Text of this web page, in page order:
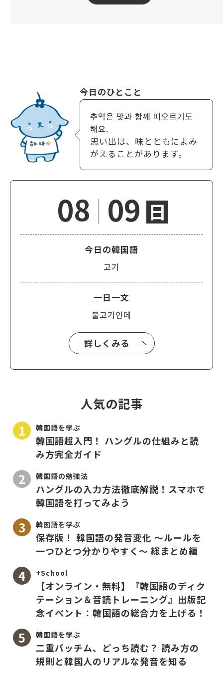
今日のひとこと
추억은 맛과 함께 떠오르기도
해요.
思い出は、味とともによみ
がえることがあります。
08 09 日
今日の韓国語
고기
一日一文
불고기인데
詳しくみる
人気の記事
韓国語を学ぶ
韓国語超入門！ ハングルの仕組みと読
み方完全ガイド
韓国語の勉強法
ハングルの入力方法徹底解説！スマホで
韓国語を打ってみよう
韓国語を学ぶ
保存版！ 韓国語の発音変化 〜ルールを
一つひとつ分かりやすく〜 総まとめ編
+School
【オンライン・無料】『韓国語のディク
テーション＆音読トレーニング』出版記
念イベント：韓国語の総合力を上げる！
韓国語を学ぶ
二重パッチム、どっち読む？ 読み方の
規則と韓国人のリアルな発音を知る